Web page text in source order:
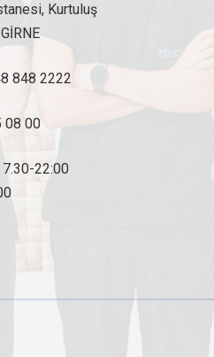
Kurtuluş
848 2222
08 00
22:00